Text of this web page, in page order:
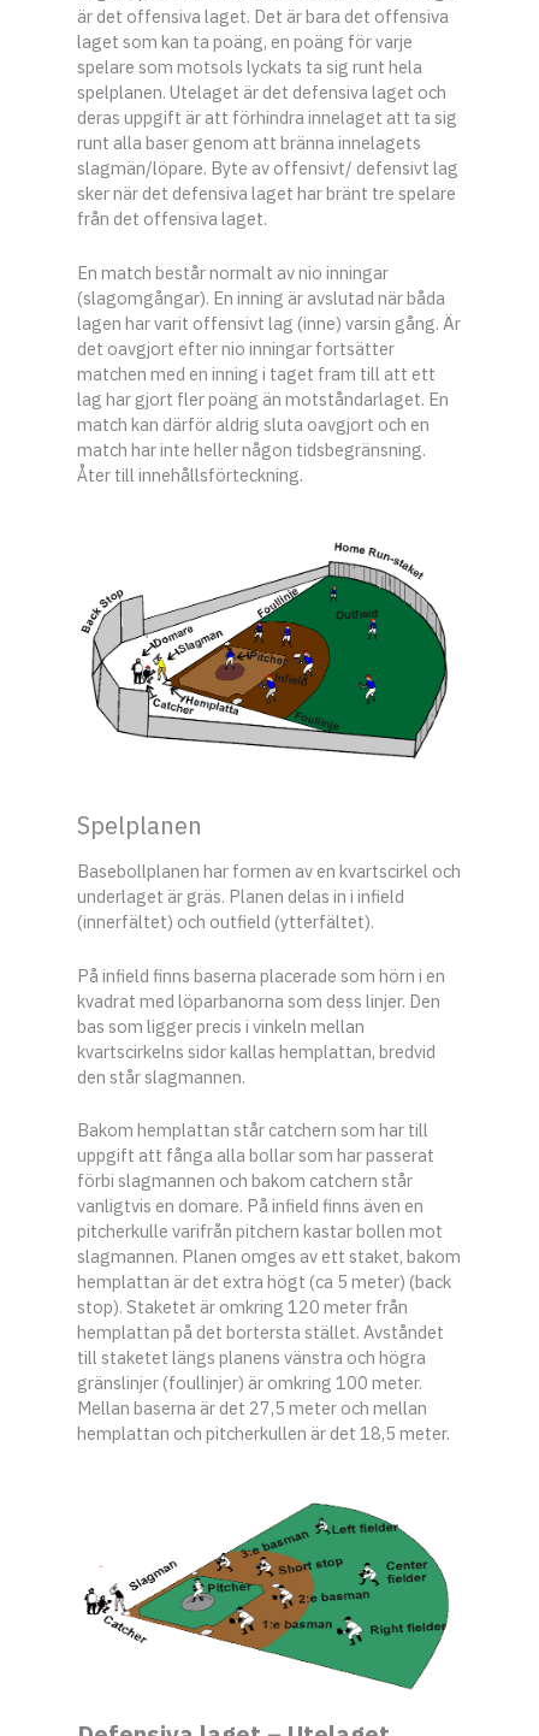
är det offensiva laget. Det är bara det offensiva
laget som kan ta poäng, en poäng för varje
spelare som motsols lyckats ta sig runt hela
spelplanen. Utelaget är det defensiva laget och
deras uppgift är att förhindra innelaget att ta sig
runt alla baser genom att bränna innelagets
slagmän/löpare. Byte av offensivt/ defensivt lag
sker när det defensiva laget har bränt tre spelare
från det offensiva laget.
En match består normalt av nio inningar
(slagomgångar). En inning är avslutad när båda
lagen har varit offensivt lag (inne) varsin gång. Är
det oavgjort efter nio inningar fortsätter
matchen med en inning i taget fram till att ett
lag har gjort fler poäng än motståndarlaget. En
match kan därför aldrig sluta oavgjort och en
match har inte heller någon tidsbegränsning.
Åter till innehållsförteckning.
Spelplanen
Basebollplanen har formen av en kvartscirkel och
underlaget är gräs. Planen delas in i infield
(innerfältet) och outfield (ytterfältet).
På infield finns baserna placerade som hörn i en
kvadrat med löparbanorna som dess linjer. Den
bas som ligger precis i vinkeln mellan
kvartscirkelns sidor kallas hemplattan, bredvid
den står slagmannen.
Bakom hemplattan står catchern som har till
uppgift att fånga alla bollar som har passerat
förbi slagmannen och bakom catchern står
vanligtvis en domare. På infield finns även en
pitcherkulle varifrån pitchern kastar bollen mot
slagmannen. Planen omges av ett staket, bakom
hemplattan är det extra högt (ca 5 meter) (back
stop). Staketet är omkring 120 meter från
hemplattan på det bortersta stället. Avståndet
till staketet längs planens vänstra och högra
gränslinjer (foullinjer) är omkring 100 meter.
Mellan baserna är det 27,5 meter och mellan
hemplattan och pitcherkullen är det 18,5 meter.